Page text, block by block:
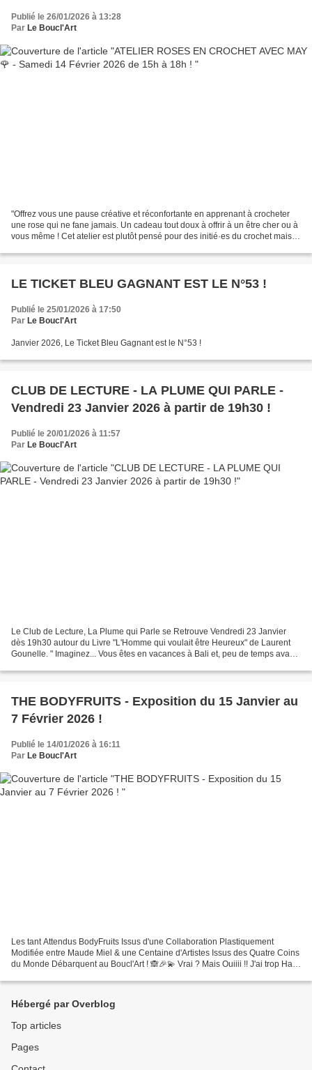
Publié le 26/01/2026 à 13:28
Par Le Boucl'Art
"Offrez vous une pause créative et réconfortante en apprenant à crocheter
une rose qui ne fane jamais. Un cadeau tout doux à offrir à un être cher ou à
vous même ! Cet atelier est plutôt pensé pour des initié·es du crochet mais
LE TICKET BLEU GAGNANT EST LE N°53 !
Publié le 25/01/2026 à 17:50
Par Le Boucl'Art
Janvier 2026, Le Ticket Bleu Gagnant est le N°53 !
CLUB DE LECTURE - LA PLUME QUI PARLE -
Vendredi 23 Janvier 2026 à partir de 19h30 !
Publié le 20/01/2026 à 11:57
Par Le Boucl'Art
Le Club de Lecture, La Plume qui Parle se Retrouve Vendredi 23 Janvier
dès 19h30 autour du Livre "L'Homme qui voulait être Heureux" de Laurent
Gounelle. " Imaginez... Vous êtes en vacances à Bali et, peu de temps avant
THE BODYFRUITS - Exposition du 15 Janvier au
7 Février 2026 !
Publié le 14/01/2026 à 16:11
Par Le Boucl'Art
Les tant Attendus BodyFruits Issus d'une Collaboration Plastiquement
Modifiée entre Maude Miel & une Centaine d'Artistes Issus des Quatre Coins
du Monde Débarquent au Boucl'Art ! 🙈🎉💫 Vrai ? Mais Ouiiii !! J'ai trop Hate
Hébergé par Overblog
Top articles
Pages